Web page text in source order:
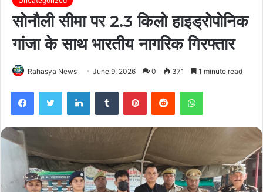
सोनौली सीमा पर 2.3 किलो हाइड्रोपोनिक
गांजा के साथ भारतीय नागरिक गिरफ्तार
Rahasya News June 9, 2026 0 371 1 minute read
FacebookTwitter LinkedInTumblr PinterestReddit WhatsApp